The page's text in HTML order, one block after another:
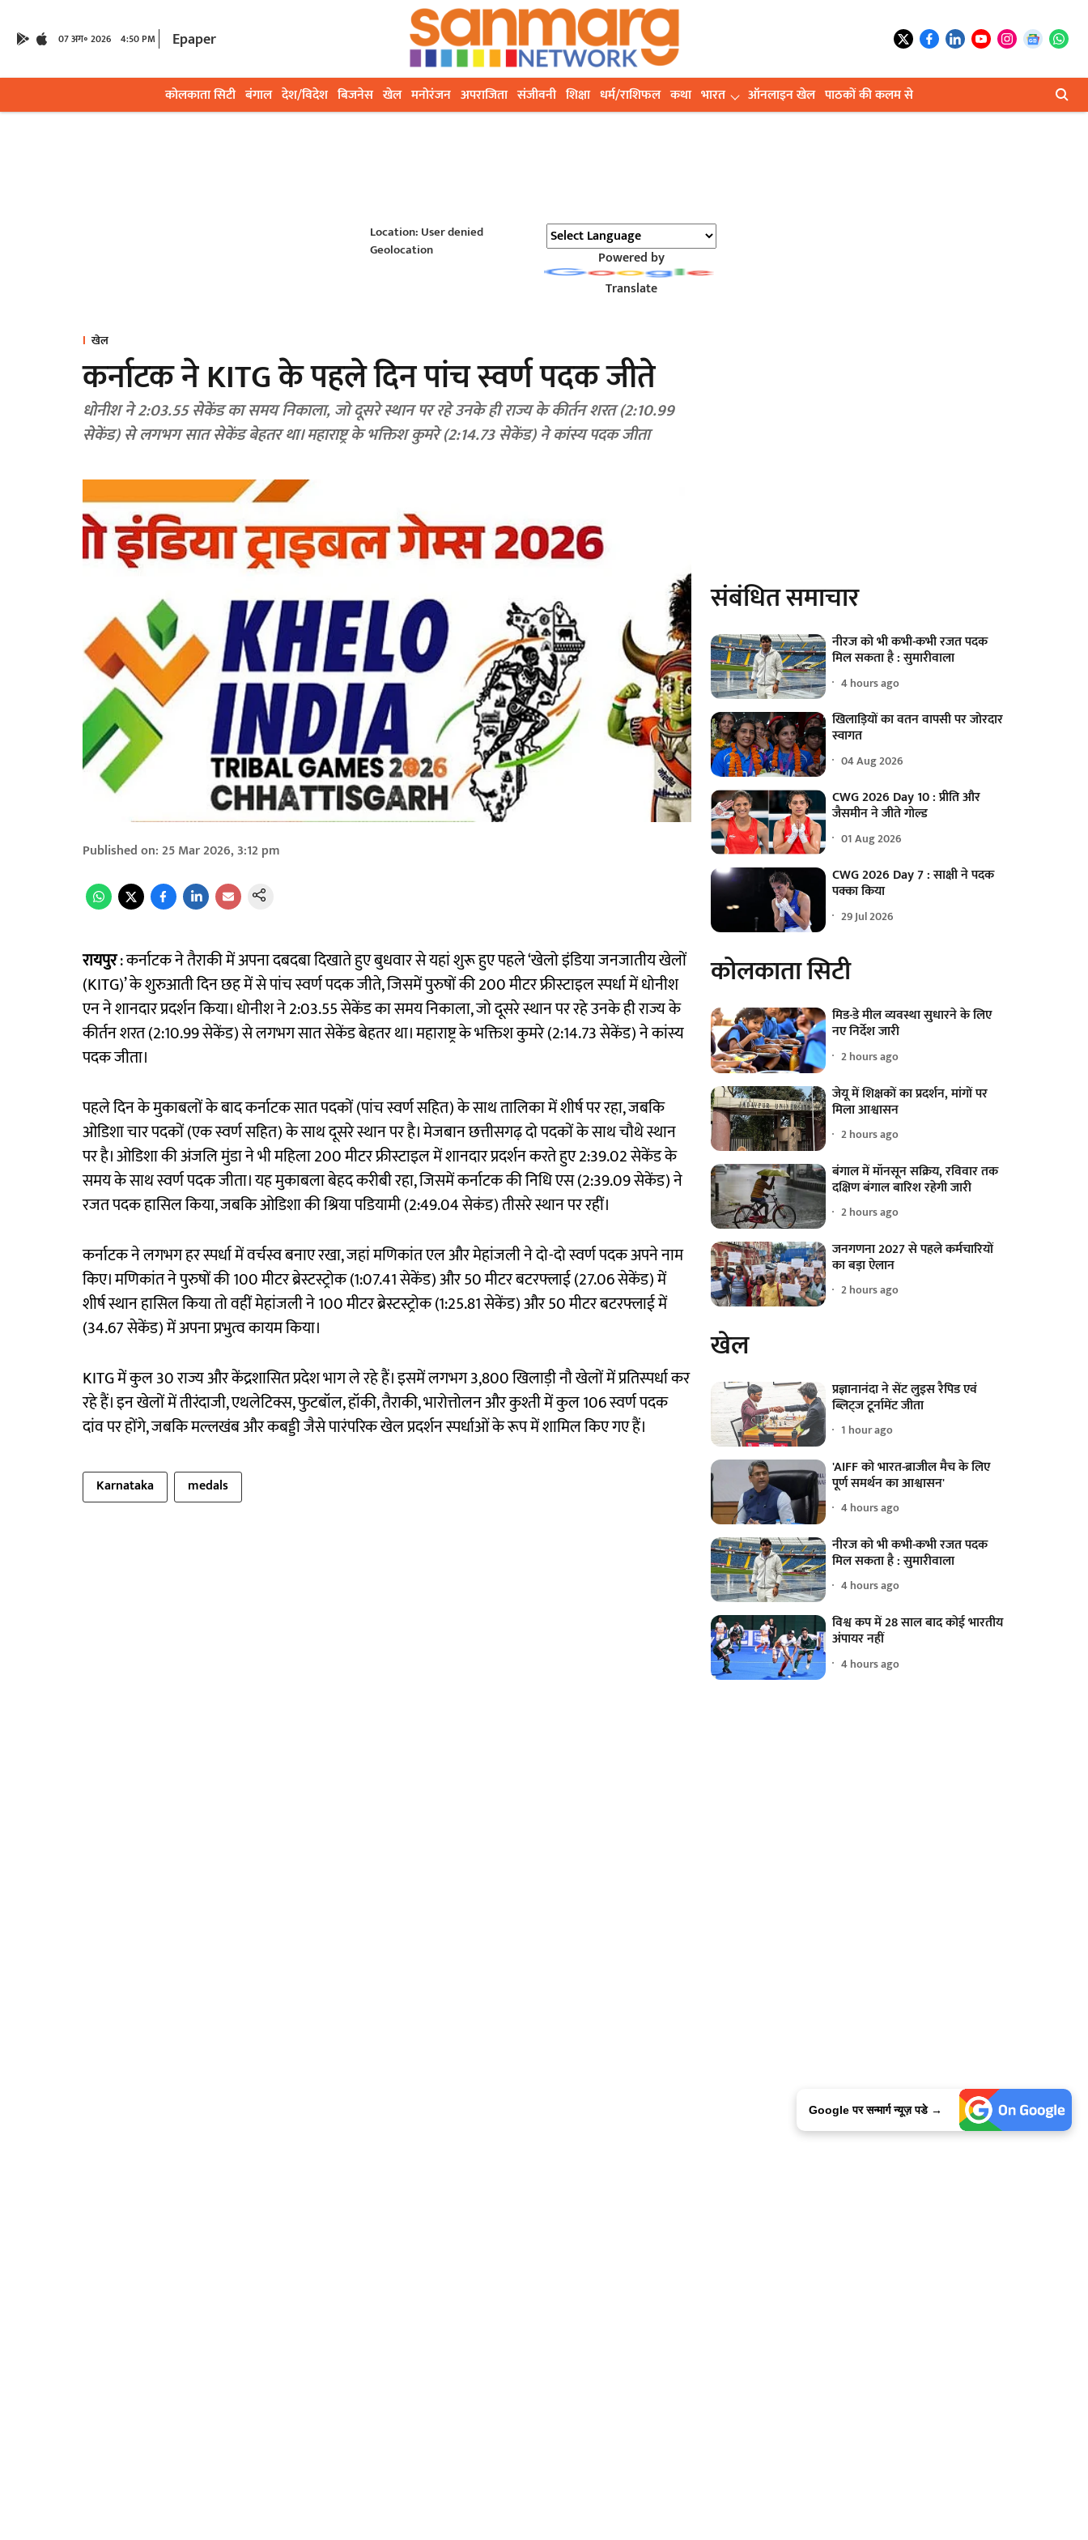
07 अग॰ 2026 4:50 PM Epaper
कोलकाता सिटी बंगाल देश/विदेश बिजनेस खेल मनोरंजन अपराजिता संजीवनी शिक्षा धर्म/राशिफल कथा भारत ऑनलाइन खेल पाठकों की कलम से
Location: User denied
Geolocation
Powered by
Translate
खेल
कर्नाटक ने KITG के पहले दिन पांच स्वर्ण पदक जीते
धोनीश ने 2:03.55 सेकेंड का समय निकाला, जो दूसरे स्थान पर रहे उनके ही राज्य के कीर्तन शरत (2:10.99
सेकेंड) से लगभग सात सेकेंड बेहतर था। महाराष्ट्र के भक्तिश कुमरे (2:14.73 सेकेंड) ने कांस्य पदक जीता
Published on:25 Mar 2026, 3:12 pm
रायपुर: कर्नाटक ने तैराकी में अपना दबदबा दिखाते हुए बुधवार से यहां शुरू हुए पहले ‘खेलो इंडिया जनजातीय खेलों
(KITG)’ के शुरुआती दिन छह में से पांच स्वर्ण पदक जीते, जिसमें पुरुषों की 200 मीटर फ्रीस्टाइल स्पर्धा में धोनीश
एन ने शानदार प्रदर्शन किया। धोनीश ने 2:03.55 सेकेंड का समय निकाला, जो दूसरे स्थान पर रहे उनके ही राज्य के
कीर्तन शरत (2:10.99 सेकेंड) से लगभग सात सेकेंड बेहतर था। महाराष्ट्र के भक्तिश कुमरे (2:14.73 सेकेंड) ने कांस्य
पदक जीता।
पहले दिन के मुकाबलों के बाद कर्नाटक सात पदकों (पांच स्वर्ण सहित) के साथ तालिका में शीर्ष पर रहा, जबकि
ओडिशा चार पदकों (एक स्वर्ण सहित) के साथ दूसरे स्थान पर है। मेजबान छत्तीसगढ़ दो पदकों के साथ चौथे स्थान
पर है। ओडिशा की अंजलि मुंडा ने भी महिला 200 मीटर फ्रीस्टाइल में शानदार प्रदर्शन करते हुए 2:39.02 सेकेंड के
समय के साथ स्वर्ण पदक जीता। यह मुकाबला बेहद करीबी रहा, जिसमें कर्नाटक की निधि एस (2:39.09 सेकेंड) ने
रजत पदक हासिल किया, जबकि ओडिशा की श्रिया पडियामी (2:49.04 सेकंड) तीसरे स्थान पर रहीं।
कर्नाटक ने लगभग हर स्पर्धा में वर्चस्व बनाए रखा, जहां मणिकांत एल और मेहांजली ने दो-दो स्वर्ण पदक अपने नाम
किए। मणिकांत ने पुरुषों की 100 मीटर ब्रेस्टस्ट्रोक (1:07.41 सेकेंड) और 50 मीटर बटरफ्लाई (27.06 सेकेंड) में
शीर्ष स्थान हासिल किया तो वहीं मेहांजली ने 100 मीटर ब्रेस्टस्ट्रोक (1:25.81 सेकेंड) और 50 मीटर बटरफ्लाई में
(34.67 सेकेंड) में अपना प्रभुत्व कायम किया।
KITG में कुल 30 राज्य और केंद्रशासित प्रदेश भाग ले रहे हैं। इसमें लगभग 3,800 खिलाड़ी नौ खेलों में प्रतिस्पर्धा कर
रहे हैं। इन खेलों में तीरंदाजी, एथलेटिक्स, फुटबॉल, हॉकी, तैराकी, भारोत्तोलन और कुश्ती में कुल 106 स्वर्ण पदक
दांव पर होंगे, जबकि मल्लखंब और कबड्डी जैसे पारंपरिक खेल प्रदर्शन स्पर्धाओं के रूप में शामिल किए गए हैं।
Karnataka medals
संबंधित समाचार
नीरज को भी कभी-कभी रजत पदक
मिल सकता है : सुमारीवाला
4 hours ago
खिलाड़ियों का वतन वापसी पर जोरदार
स्वागत
04 Aug 2026
CWG 2026 Day 10 : प्रीति और
जैसमीन ने जीते गोल्ड
01 Aug 2026
CWG 2026 Day 7 : साक्षी ने पदक
पक्का किया
29 Jul 2026
कोलकाता सिटी
मिड-डे मील व्यवस्था सुधारने के लिए
नए निर्देश जारी
2 hours ago
जेयू में शिक्षकों का प्रदर्शन, मांगों पर
मिला आश्वासन
2 hours ago
बंगाल में मॉनसून सक्रिय, रविवार तक
दक्षिण बंगाल बारिश रहेगी जारी
2 hours ago
जनगणना 2027 से पहले कर्मचारियों
का बड़ा ऐलान
2 hours ago
खेल
प्रज्ञानानंदा ने सेंट लुइस रैपिड एवं
ब्लिट्ज टूर्नामेंट जीता
1 hour ago
'AIFF को भारत-ब्राजील मैच के लिए
पूर्ण समर्थन का आश्वासन'
4 hours ago
नीरज को भी कभी-कभी रजत पदक
मिल सकता है : सुमारीवाला
4 hours ago
विश्व कप में 28 साल बाद कोई भारतीय
अंपायर नहीं
4 hours ago
Google पर सन्मार्ग न्यूज़ पडे →